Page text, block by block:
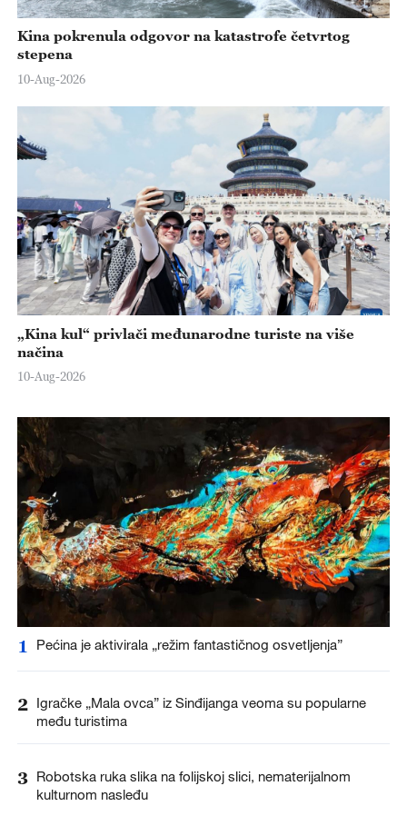
Kina pokrenula odgovor na katastrofe četvrtog
stepena
10-Aug-2026
„Kina kul“ privlači međunarodne turiste na više
načina
10-Aug-2026
1 Pećina je aktivirala „režim fantastičnog osvetljenja”
2 Igračke „Mala ovca” iz Sinđijanga veoma su popularne
među turistima
3 Robotska ruka slika na folijskoj slici, nematerijalnom
kulturnom nasleđu